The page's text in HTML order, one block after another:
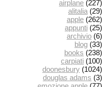
airplane (227)
alitalia (29)
apple (262)
appunti (25)
archivio (6)
blog (33)
books (238)
carpiati (100)
doonesbury (1024)
douglas adams (3)